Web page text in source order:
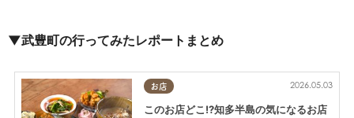
▼武豊町の行ってみたレポートまとめ
お店 2026.05.03
このお店どこ!?知多半島の気になるお店